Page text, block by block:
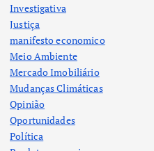
Investigativa
Justiça
manifesto economico
Meio Ambiente
Mercado Imobiliário
Mudanças Climáticas
Opinião
Oportunidades
Política